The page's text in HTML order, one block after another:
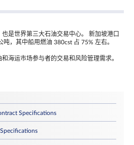
是世界第三大石油交易中心。 新加坡港口
，其中船用燃油 380cst 占 75% 左右。
海运市场参与者的交易和风险管理需求。
Specifications